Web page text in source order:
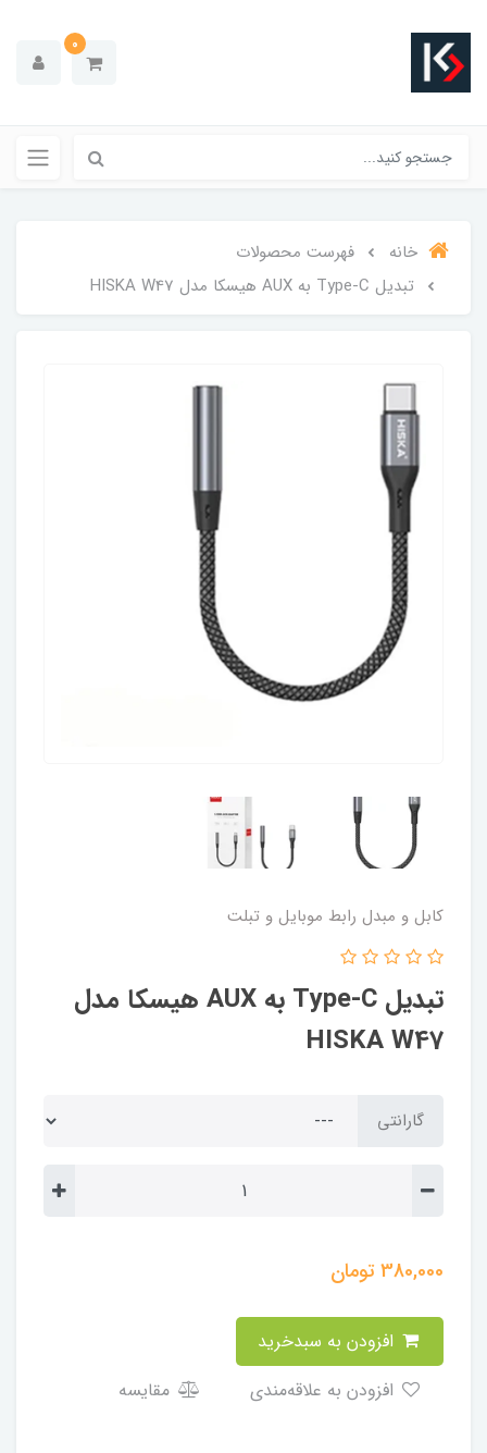
0
خانه
فهرست محصولات
تبدیل Type-C به AUX هیسکا مدل HISKA W47
کابل و مبدل رابط موبایل و تبلت
تبدیل Type-C به AUX هیسکا مدل
HISKA W47
گارانتی
380,000تومان
مقایسه